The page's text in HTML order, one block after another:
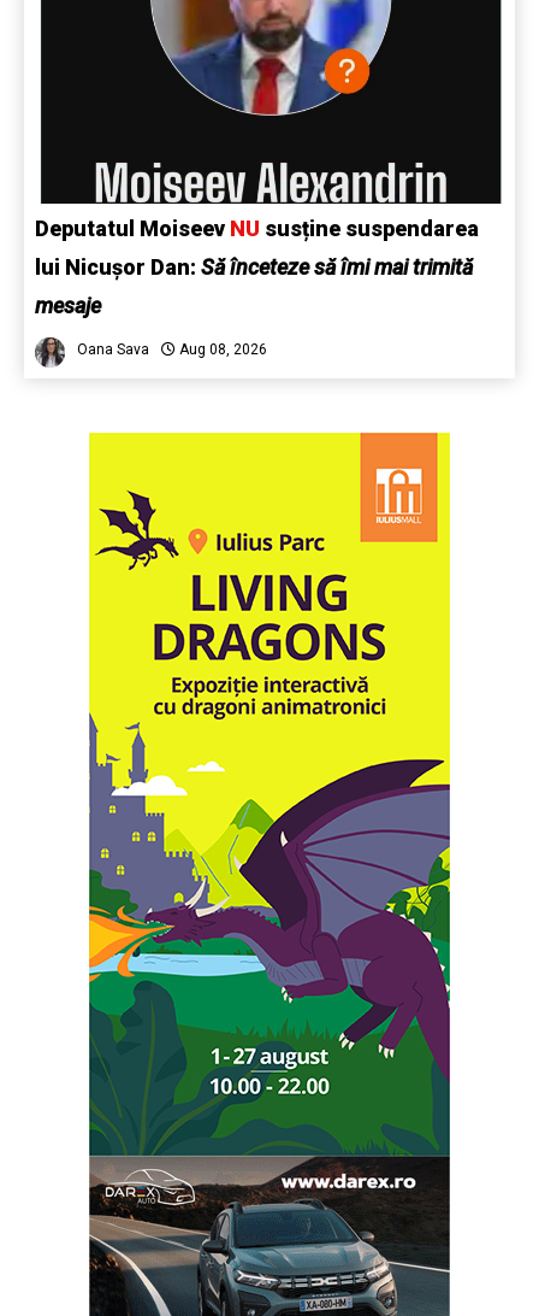
Deputatul Moiseev NU susține suspendarea
lui Nicușor Dan: Să înceteze să îmi mai trimită
mesaje
Oana Sava Aug 08, 2026